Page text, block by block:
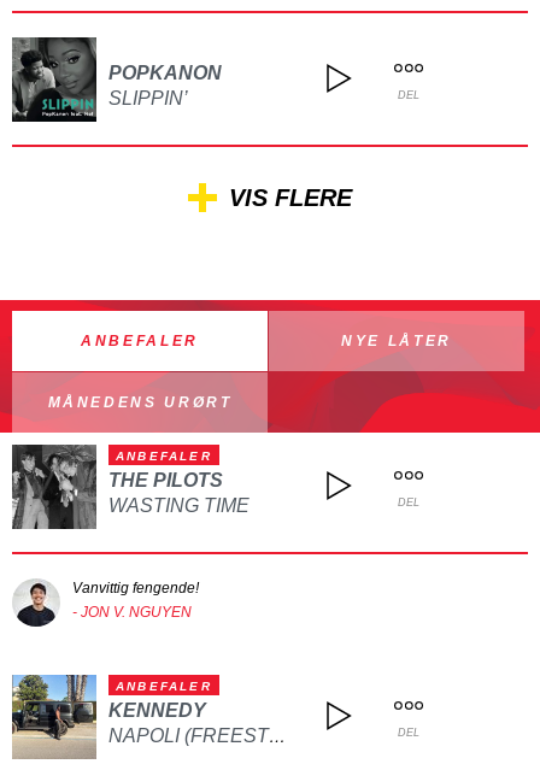
POPKANON
SLIPPIN’
DEL
VIS FLERE
ANBEFALER NYE LÅTER
MÅNEDENS URØRT
ANBEFALER
THE PILOTS
WASTING TIME
DEL
Vanvittig fengende!
- JON V. NGUYEN
ANBEFALER
KENNEDY
NAPOLI (FREESTYLE) DEL